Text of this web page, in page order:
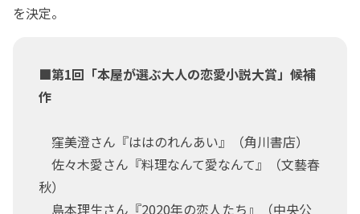
を決定。
■第1回「本屋が選ぶ大人の恋愛小説大賞」候補
作
窪美澄さん『ははのれんあい』（角川書店）
佐々木愛さん『料理なんて愛なんて』（文藝春
秋）
島本理生さん『2020年の恋人たち』（中央公